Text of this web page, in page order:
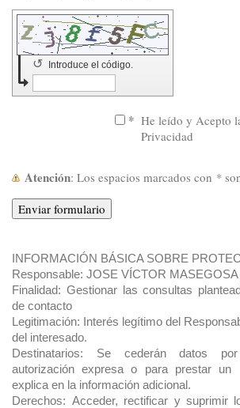
Introduce el código.
↺
* He leído y Acepto
Privacidad
Atención : Los espacios marcados con *
INFORMACIÓN BÁSICA SOBRE
Responsable: JOSE VÍCTOR
Finalidad: Gestionar las consultas
de contacto
Legitimación: Interés legítimo del
del interesado.
Destinatarios: Se cederán datos
autorización expresa o para prestar
explica en la información adicional.
Derechos: Acceder, rectificar y suprimir